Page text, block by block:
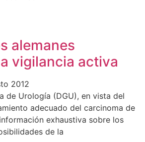
alemanes
vigilancia activa
2012
de Urología (DGU), en vista del
adecuado del carcinoma de
exhaustiva sobre los
de la